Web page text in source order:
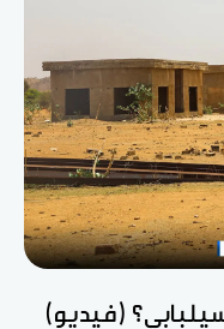
(فيديو)